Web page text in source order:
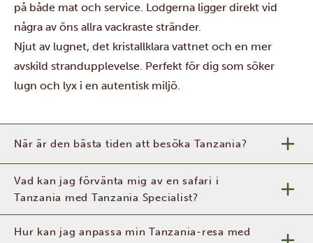
på både mat och service. Lodgerna ligger direkt vid
några av öns allra vackraste stränder.
Njut av lugnet, det kristallklara vattnet och en mer
avskild strandupplevelse. Perfekt för dig som söker
lugn och lyx i en autentisk miljö.
När är den bästa tiden att besöka Tanzania?
Vad kan jag förvänta mig av en safari i
Tanzania med Tanzania Specialist?
Hur kan jag anpassa min Tanzania-resa med